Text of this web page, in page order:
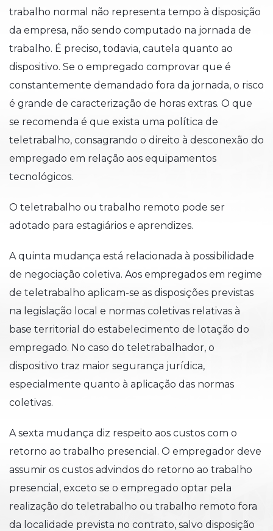
trabalho normal não representa tempo à disposição
da empresa, não sendo computado na jornada de
trabalho. É preciso, todavia, cautela quanto ao
dispositivo. Se o empregado comprovar que é
constantemente demandado fora da jornada, o risco
é grande de caracterização de horas extras. O que
se recomenda é que exista uma política de
teletrabalho, consagrando o direito à desconexão do
empregado em relação aos equipamentos
tecnológicos.
O teletrabalho ou trabalho remoto pode ser
adotado para estagiários e aprendizes.
A quinta mudança está relacionada à possibilidade
de negociação coletiva. Aos empregados em regime
de teletrabalho aplicam-se as disposições previstas
na legislação local e normas coletivas relativas à
base territorial do estabelecimento de lotação do
empregado. No caso do teletrabalhador, o
dispositivo traz maior segurança jurídica,
especialmente quanto à aplicação das normas
coletivas.
A sexta mudança diz respeito aos custos com o
retorno ao trabalho presencial. O empregador deve
assumir os custos advindos do retorno ao trabalho
presencial, exceto se o empregado optar pela
realização do teletrabalho ou trabalho remoto fora
da localidade prevista no contrato, salvo disposição